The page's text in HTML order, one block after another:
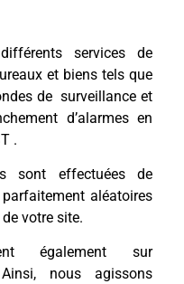
services de
et biens tels que
de surveillance et
d’alarmes en
.
sont effectuées de
aléatoires
votre site.
également sur
Ainsi, nous agissons